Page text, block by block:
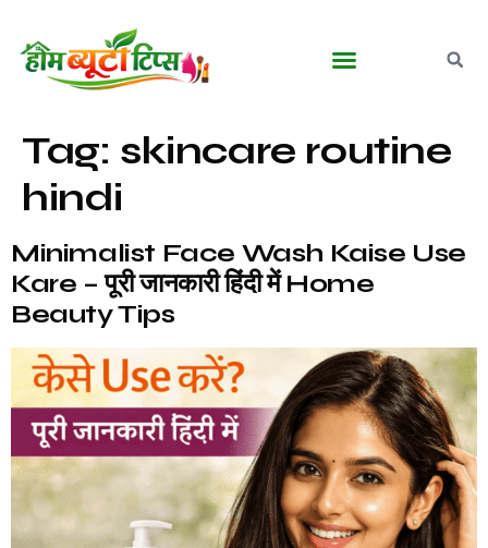
Tag: skincare routine
hindi
Minimalist Face Wash Kaise Use
Kare – पूरी जानकारी हिंदी में Home
Beauty Tips